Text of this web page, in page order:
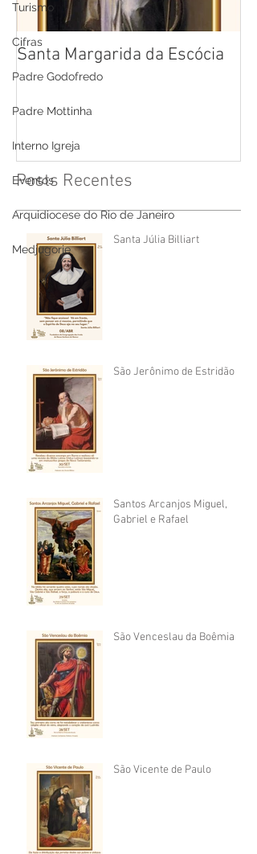
Turismo
Cifras
Padre Godofredo
Padre Mottinha
Interno Igreja
Eventos
Arquidiocese do Rio de Janeiro
Medjugorje
Santa Margarida da Escócia
Posts Recentes
Santa Júlia Billiart
São Jerônimo de Estridão
Santos Arcanjos Miguel,
Gabriel e Rafael
São Venceslau da Boêmia
São Vicente de Paulo